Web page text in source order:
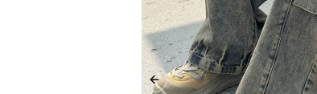
Previous slide